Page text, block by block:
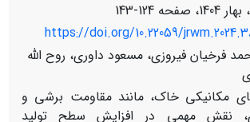
سطح پایه کانال آبراهه، شاخص
باد، شاخص نرمال شده تفاوت پوشش
باند 12، شاخص سبزینگی، انحنای سطح و پارامترهای
آهک، جرم مخصوص ظاهری، میانگین
بافت خاک و داده‌های طیف سنجی
نزدیک خاک در طول موج 2450-400 نانومتر به عنوان نمایندگان
124-143
https://doi.org/10.22059/
فرخیان فیروزی، مسعود داوری، روح الله
مکانیکی خاک، مانند مقاومت برشی و
نقش مهمی در افزایش سطح تولید